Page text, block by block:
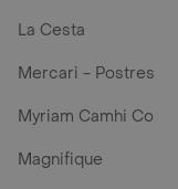
La Cesta
Mercari - Postres
Myriam Camhi Co
Magnifique